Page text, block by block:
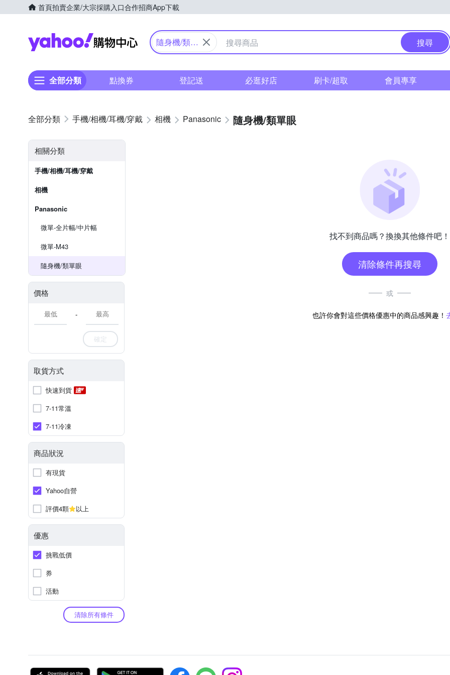
首頁拍賣企業/大宗採購入口合作招商App下載
Yahoo購物中心
隨身機/類單
搜尋
全部分類 點換券 登記送 必逛好店 刷卡/超取 會員專享
手機/相機/耳機/穿戴 相機 Panasonic 隨身機/類單眼
相關分類
手機/相機/耳機/穿戴
相機
Panasonic
微單-全片幅/中片幅
微單-M43
隨身機/類單眼
價格
-
確定
取貨方式
快速到貨
7-11常溫
7-11冷凍
商品狀況
有現貨
Yahoo自營
評價4顆
以上
優惠
挑戰低價
券
活動
清除所有條件
找不到商品嗎？換換其他條件吧！
清除條件再搜尋
或
也許你會對這些價格優惠中的商品感興趣！